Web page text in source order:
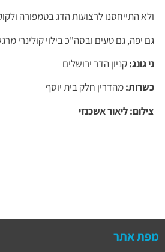
ולא התייחסנו לרצועות הדג בטמפורה
גם יפה, גם טעים ובסה"כ בילוי קולינרי
ני גונג:קניון הדר ירושלים
כשרות:מהדרין חלק בית יוסף
צילום: ליאור אשכנזי
מפת אתר